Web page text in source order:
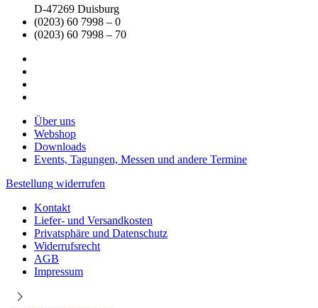
D-47269 Duisburg
(0203) 60 7998 – 0
(0203) 60 7998 – 70
Über uns
Webshop
Downloads
Events, Tagungen, Messen und andere Termine
Bestellung widerrufen
Kontakt
Liefer- und Versandkosten
Privatsphäre und Datenschutz
Widerrufsrecht
AGB
Impressum